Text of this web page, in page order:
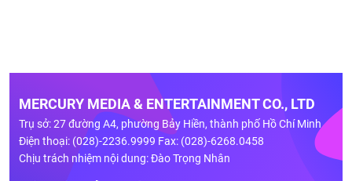
MERCURY MEDIA & ENTERTAINMENT CO., LTD
Trụ sở: 27 đường A4, phường Bảy Hiền, thành phố Hồ Chí Minh
Điện thoại: (028)-2236.9999 Fax: (028)-6268.0458
Chịu trách nhiệm nội dung: Đào Trọng Nhân